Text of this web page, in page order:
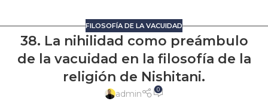
FILOSOFÍA DE LA VACUIDAD
38. La nihilidad como preámbulo
de la vacuidad en la filosofía de la
religión de Nishitani.
admin 0